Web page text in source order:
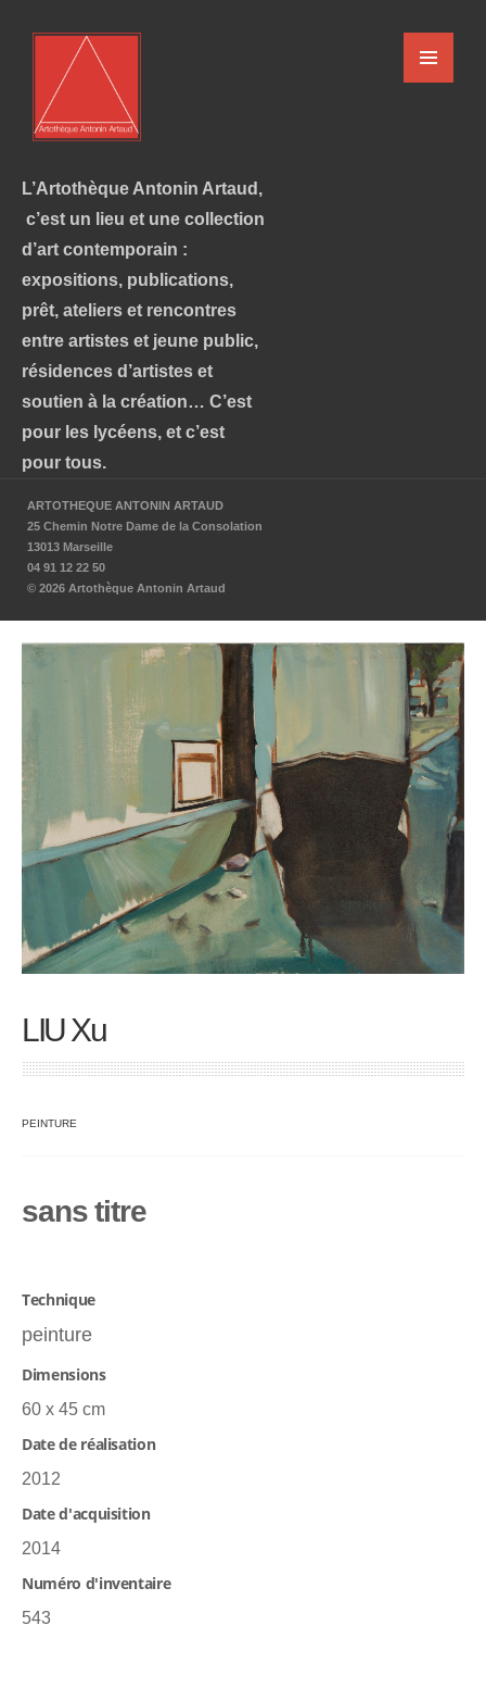
L’Artothèque Antonin Artaud,
c’est un lieu et une collection
d’art contemporain :
expositions, publications,
prêt, ateliers et rencontres
entre artistes et jeune public,
résidences d’artistes et
soutien à la création… C’est
pour les lycéens, et c’est
pour tous.
ARTOTHEQUE ANTONIN ARTAUD
25 Chemin Notre Dame de la Consolation
13013 Marseille
04 91 12 22 50
© 2026 Artothèque Antonin Artaud
LIU Xu
PEINTURE
sans titre
Technique
peinture
Dimensions
60 x 45 cm
Date de réalisation
2012
Date d'acquisition
2014
Numéro d'inventaire
543